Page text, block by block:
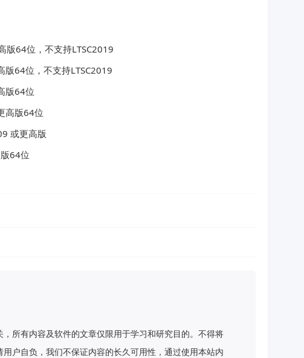
64位，不支持LTSC2019
64位，不支持LTSC2019
版64位
高版64位
或更高版
64位
所有内容及软件的文章仅限用于学习和研究目的。不得将
户自负，我们不保证内容的长久可用性，通过使用本站内